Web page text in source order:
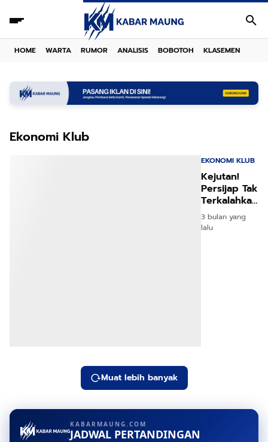
HOME WARTA RUMOR ANALISIS BOBOTOH KLASEMEN
Ekonomi Klub
EKONOMI KLUB
Kejutan!
Persijap Tak
Terkalahkan
Laris Manis
Jualan
3 bulan yang
lalu
Muat lebih banyak
KABARMAUNG.COM
JADWAL PERTANDINGAN